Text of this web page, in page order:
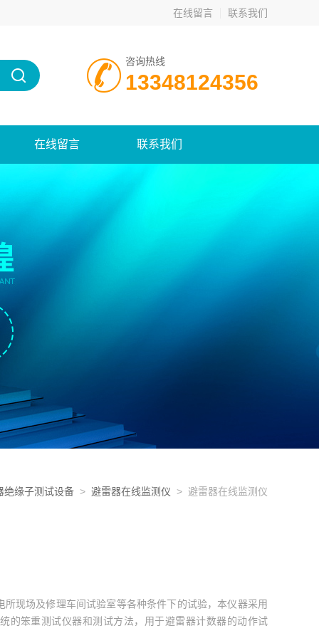
在线留言 联系我们
咨询热线
13348124356
在线留言 联系我们
绝缘子测试设备 > 避雷器在线监测仪 > 避雷器在线监测仪
现场及修理车间试验室等各种条件下的试验，本仪器采用
的笨重测试仪器和测试方法，用于避雷器计数器的动作试